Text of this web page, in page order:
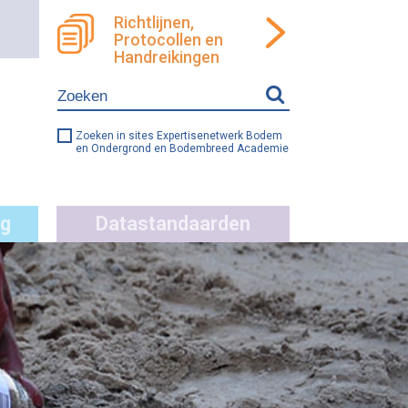
Richtlijnen,
Protocollen en
Handreikingen
Zoeken in sites Expertisenetwerk Bodem
en Ondergrond en Bodembreed Academie
Datastandaarden